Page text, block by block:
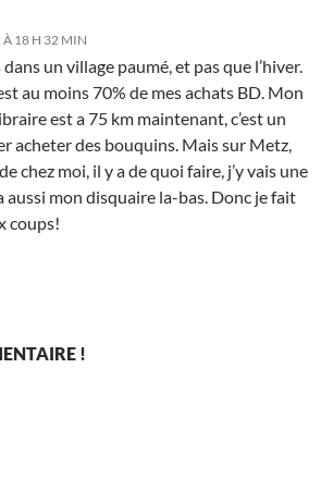
À 18 H 32 MIN
un village paumé, et pas que l’hiver.
au moins 70% de mes achats BD. Mon
est a 75 km maintenant, c’est un
acheter des bouquins. Mais sur Metz,
chez moi, il y a de quoi faire, j’y vais une
aussi mon disquaire la-bas. Donc je fait
coups!
!